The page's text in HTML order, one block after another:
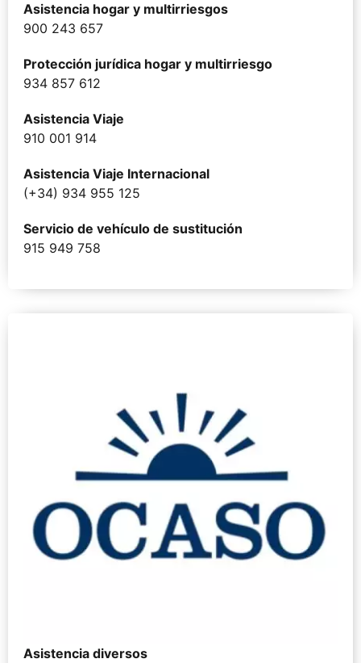
Asistencia hogar y multirriesgos
900 243 657
Protección jurídica hogar y multirriesgo
934 857 612
Asistencia Viaje
910 001 914
Asistencia Viaje Internacional
(+34) 934 955 125
Servicio de vehículo de sustitución
915 949 758
Asistencia diversos